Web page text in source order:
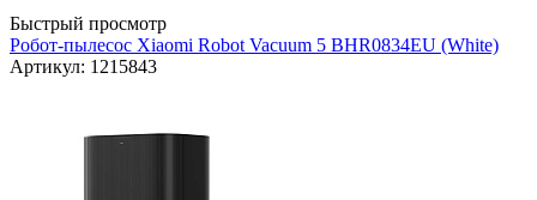
Быстрый просмотр
Робот-пылесос Xiaomi Robot Vacuum 5 BHR0834EU (White)
Артикул: 1215843